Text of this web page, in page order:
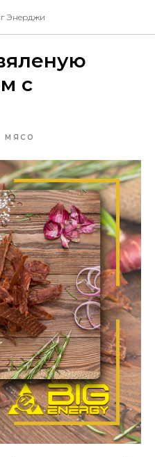
Энерджи
с
МЯСО